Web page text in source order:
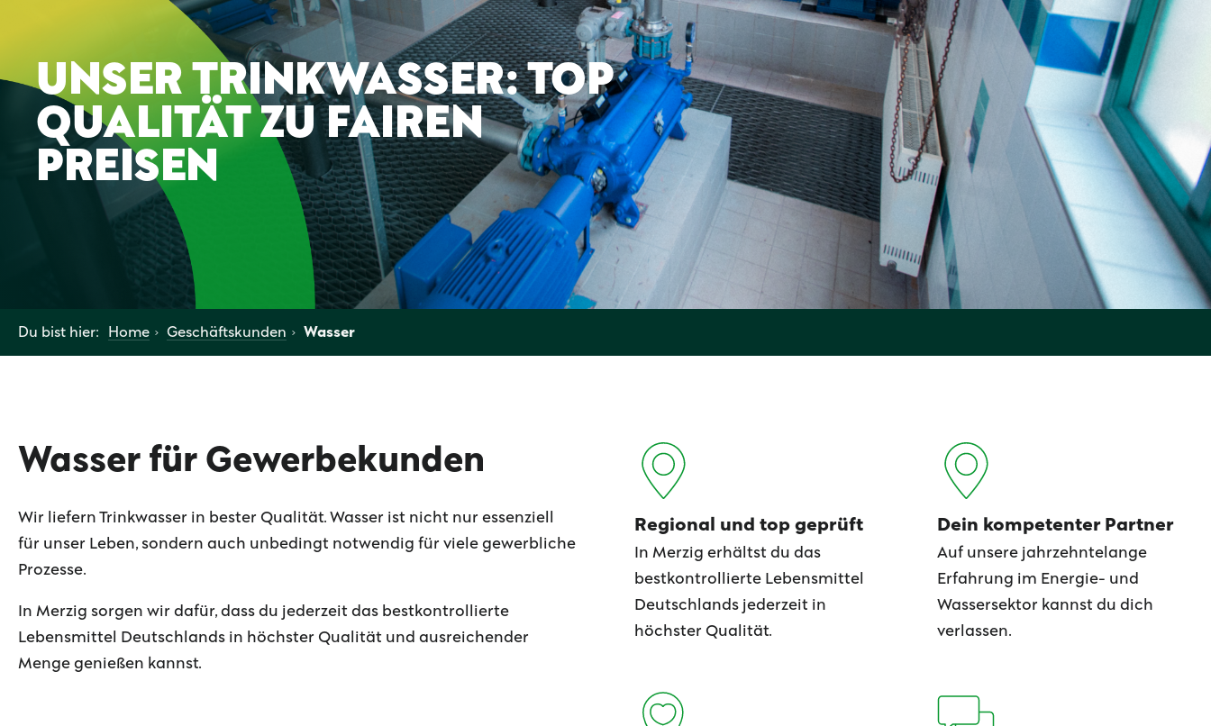
UNSER TRINKWASSER: TOP
QUALITÄT ZU FAIREN
PREISEN
Du bist hier: Home Geschäftskunden Wasser
Wasser für Gewerbekunden
Wir liefern Trinkwasser in bester Qualität. Wasser ist nicht nur essenziell
für unser Leben, sondern auch unbedingt notwendig für viele gewerbliche
Prozesse.
In Merzig sorgen wir dafür, dass du jederzeit das bestkontrollierte
Lebensmittel Deutschlands in höchster Qualität und ausreichender
Menge genießen kannst.
Regional und top geprüft
In Merzig erhältst du das
bestkontrollierte Lebensmittel
Deutschlands jederzeit in
höchster Qualität.
Dein kompetenter Partner
Auf unsere jahrzehntelange
Erfahrung im Energie- und
Wassersektor kannst du dich
verlassen.